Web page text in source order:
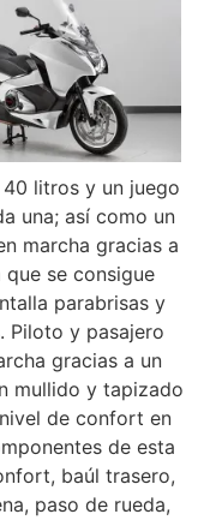
litros y un juego
una; así como un
marcha gracias a
se consigue
parabrisas y
Piloto y pasajero
gracias a un
mullido y tapizado
de confort en
de esta
baúl trasero,
paso de rueda,